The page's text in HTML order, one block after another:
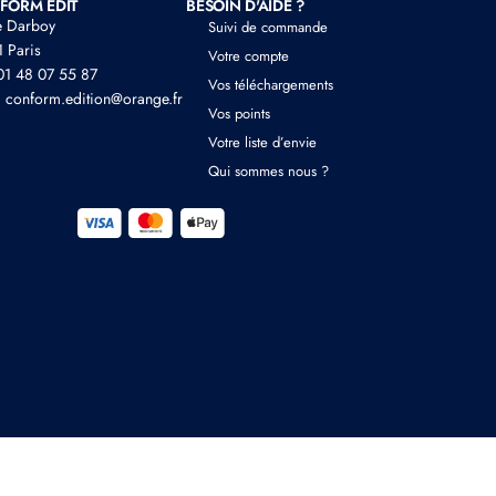
EDIT
Darboy
Paris
48 07 55 87
conform.edition@orange.fr
BESOIN D'AIDE ?
Suivi de commande
Votre compte
Vos téléchargements
Vos points
Votre liste d’envie
Qui sommes nous ?